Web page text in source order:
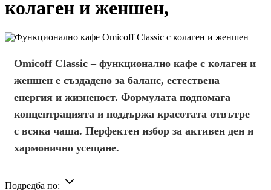
колаген и женшен,
Omicoff Classic – функционално кафе с колаген и
женшен е създадено за баланс, естествена
енергия и жизненост. Формулата подпомага
концентрацията и поддържа красотата отвътре
с всяка чаша. Перфектен избор за активен ден и
хармонично усещане.
Подредба по: